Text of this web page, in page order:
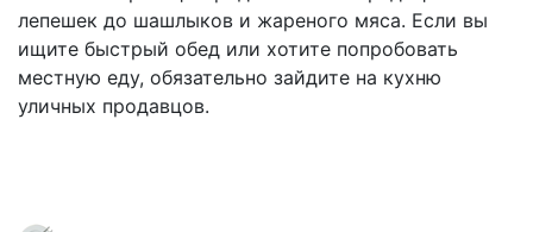
лепешек до шашлыков и жареного мяса. Если вы
ищите быстрый обед или хотите попробовать
местную еду, обязательно зайдите на кухню
уличных продавцов.